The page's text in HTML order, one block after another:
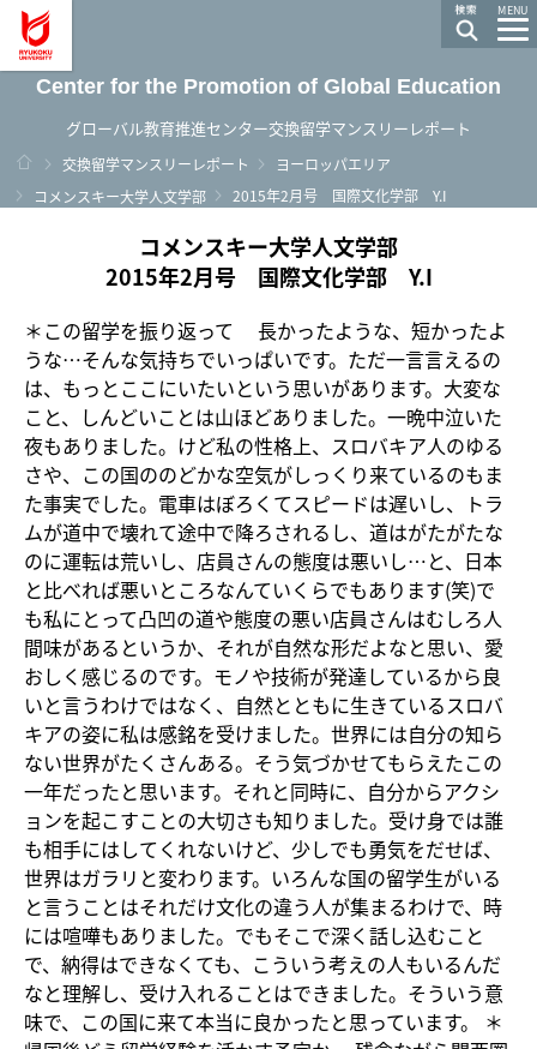
MENU
Center for the Promotion of Global Education
グローバル教育推進センター交換留学マンスリーレポート
ホーム
交換留学マンスリーレポート
ヨーロッパエリア
コメンスキー大学人文学部
2015年2月号 国際文化学部 Y.I
コメンスキー大学人文学部
2015年2月号 国際文化学部 Y.I
＊この留学を振り返って 長かったような、短かったよ
うな…そんな気持ちでいっぱいです。ただ一言言えるの
は、もっとここにいたいという思いがあります。大変な
こと、しんどいことは山ほどありました。一晩中泣いた
夜もありました。けど私の性格上、スロバキア人のゆる
さや、この国ののどかな空気がしっくり来ているのもま
た事実でした。電車はぼろくてスピードは遅いし、トラ
ムが道中で壊れて途中で降ろされるし、道はがたがたな
のに運転は荒いし、店員さんの態度は悪いし…と、日本
と比べれば悪いところなんていくらでもあります(笑)で
も私にとって凸凹の道や態度の悪い店員さんはむしろ人
間味があるというか、それが自然な形だよなと思い、愛
おしく感じるのです。モノや技術が発達しているから良
いと言うわけではなく、自然とともに生きているスロバ
キアの姿に私は感銘を受けました。世界には自分の知ら
ない世界がたくさんある。そう気づかせてもらえたこの
一年だったと思います。それと同時に、自分からアクシ
ョンを起こすことの大切さも知りました。受け身では誰
も相手にはしてくれないけど、少しでも勇気をだせば、
世界はガラリと変わります。いろんな国の留学生がいる
と言うことはそれだけ文化の違う人が集まるわけで、時
には喧嘩もありました。でもそこで深く話し込むこと
で、納得はできなくても、こういう考えの人もいるんだ
なと理解し、受け入れることはできました。そういう意
味で、この国に来て本当に良かったと思っています。 ＊